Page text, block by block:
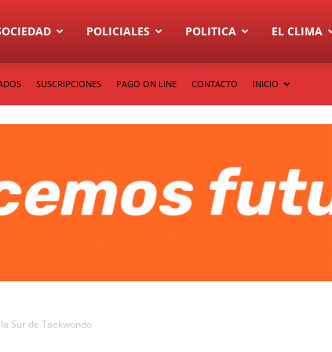
POLICIALES POLITICA EL CLIMA
SUSCRIPCIONES PAGO ON LINE CONTACTO INICIO
Sur de Taekwondo